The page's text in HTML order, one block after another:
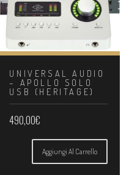
UNIVERSAL AUDIO
– APOLLO SOLO
USB (HERITAGE)
490,00€
Aggiungi Al Carrello